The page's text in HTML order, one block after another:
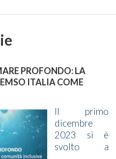
PROFONDO: LA
ITALIA COME
Il primo
dicembre
2023 si è
svolto a